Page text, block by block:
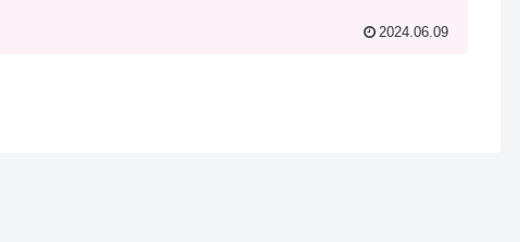
2024.06.09